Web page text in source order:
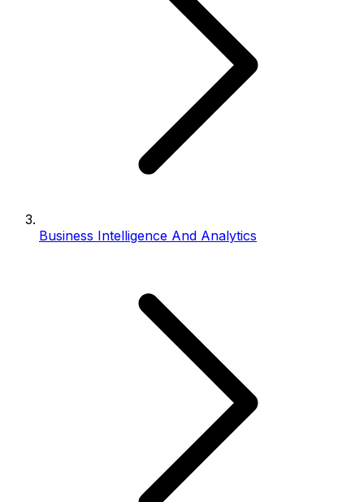
Business Intelligence And Analytics